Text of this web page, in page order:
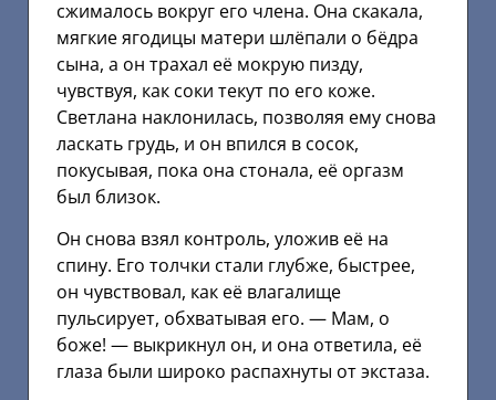
сжималось вокруг его члена. Она скакала,
мягкие ягодицы матери шлёпали о бёдра
сына, а он трахал её мокрую пизду,
чувствуя, как соки текут по его коже.
Светлана наклонилась, позволяя ему снова
ласкать грудь, и он впился в сосок,
покусывая, пока она стонала, её оргазм
был близок.
Он снова взял контроль, уложив её на
спину. Его толчки стали глубже, быстрее,
он чувствовал, как её влагалище
пульсирует, обхватывая его. — Мам, о
боже! — выкрикнул он, и она ответила, её
глаза были широко распахнуты от экстаза.